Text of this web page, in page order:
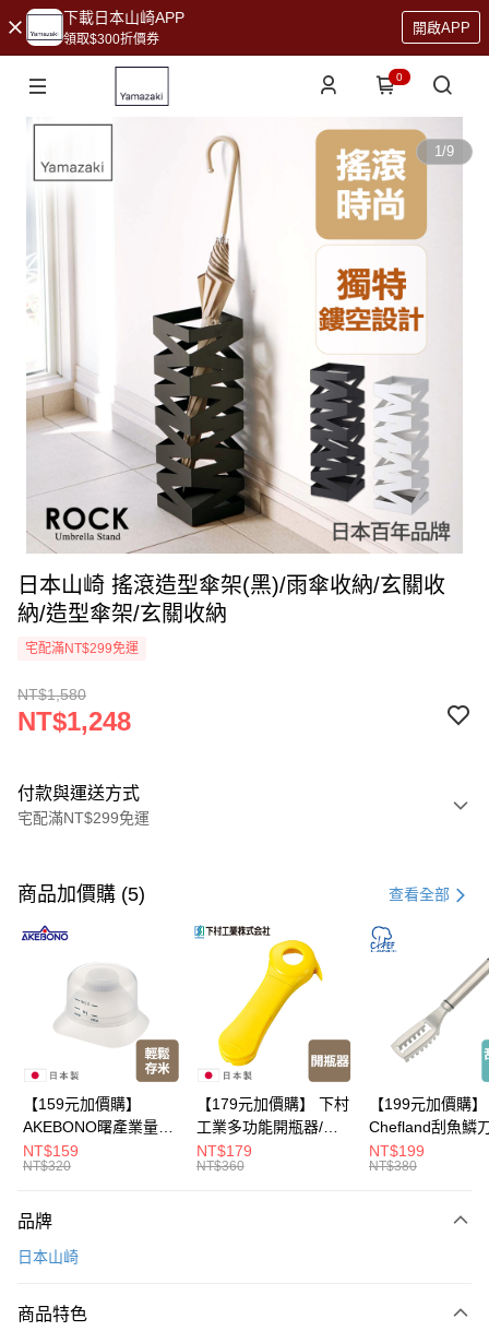
下載日本山崎APP
領取$300折價券
開啟APP
0
1/9
日本山崎 搖滾造型傘架(黑)/雨傘收納/玄關收
納/造型傘架/玄關收納
宅配滿NT$299免運
NT$1,580
NT$1,248
付款與運送方式
宅配滿NT$299免運
信用卡一次付款
LINE Pay
Apple Pay
悠遊付
全盈+PAY
大哥付你分期
相關說明
2.付款方式選擇「大哥付你分期」，訂單成立後會自動跳轉到大哥付的交易
成交易。
4.訂單成立30分鐘內，如未前往確認交易或遇審核未通過，訂單將自動取
消。如遇「轉專審核」未通過狀況，表示未達大哥付你分期系統評分，恕無
運送方式
每筆NT$150，滿NT$299(含以上)免運費
商品加價購 (5) 查看全部
【159元加價購】
AKEBONO曙產業量米
杯漏斗組(白)/量米杯/
米桶/量米用具/任二件8
NT$159
NT$320
【179元加價購】 下村
工業多功能開瓶器/開
瓶器/餐廚用品/料理道
具/任二件8折
NT$179
NT$360
【199元加價購】
Chefland刮魚鱗
魚鱗器/廚房用品/
道具/任二件8折
NT$199
NT$380
品牌
日本山崎
商品特色